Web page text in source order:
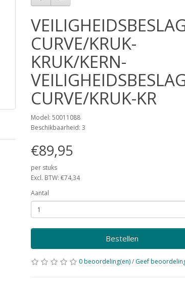
CURVE/KRUK-
KRUK/KERN-
CURVE/KRUK-KR
Model: 50011088
Beschikbaarheid: 3
€89,95
per stuks
Excl. BTW: €74,34
Aantal
Bestellen
0 beoordeling(en)/ Geef